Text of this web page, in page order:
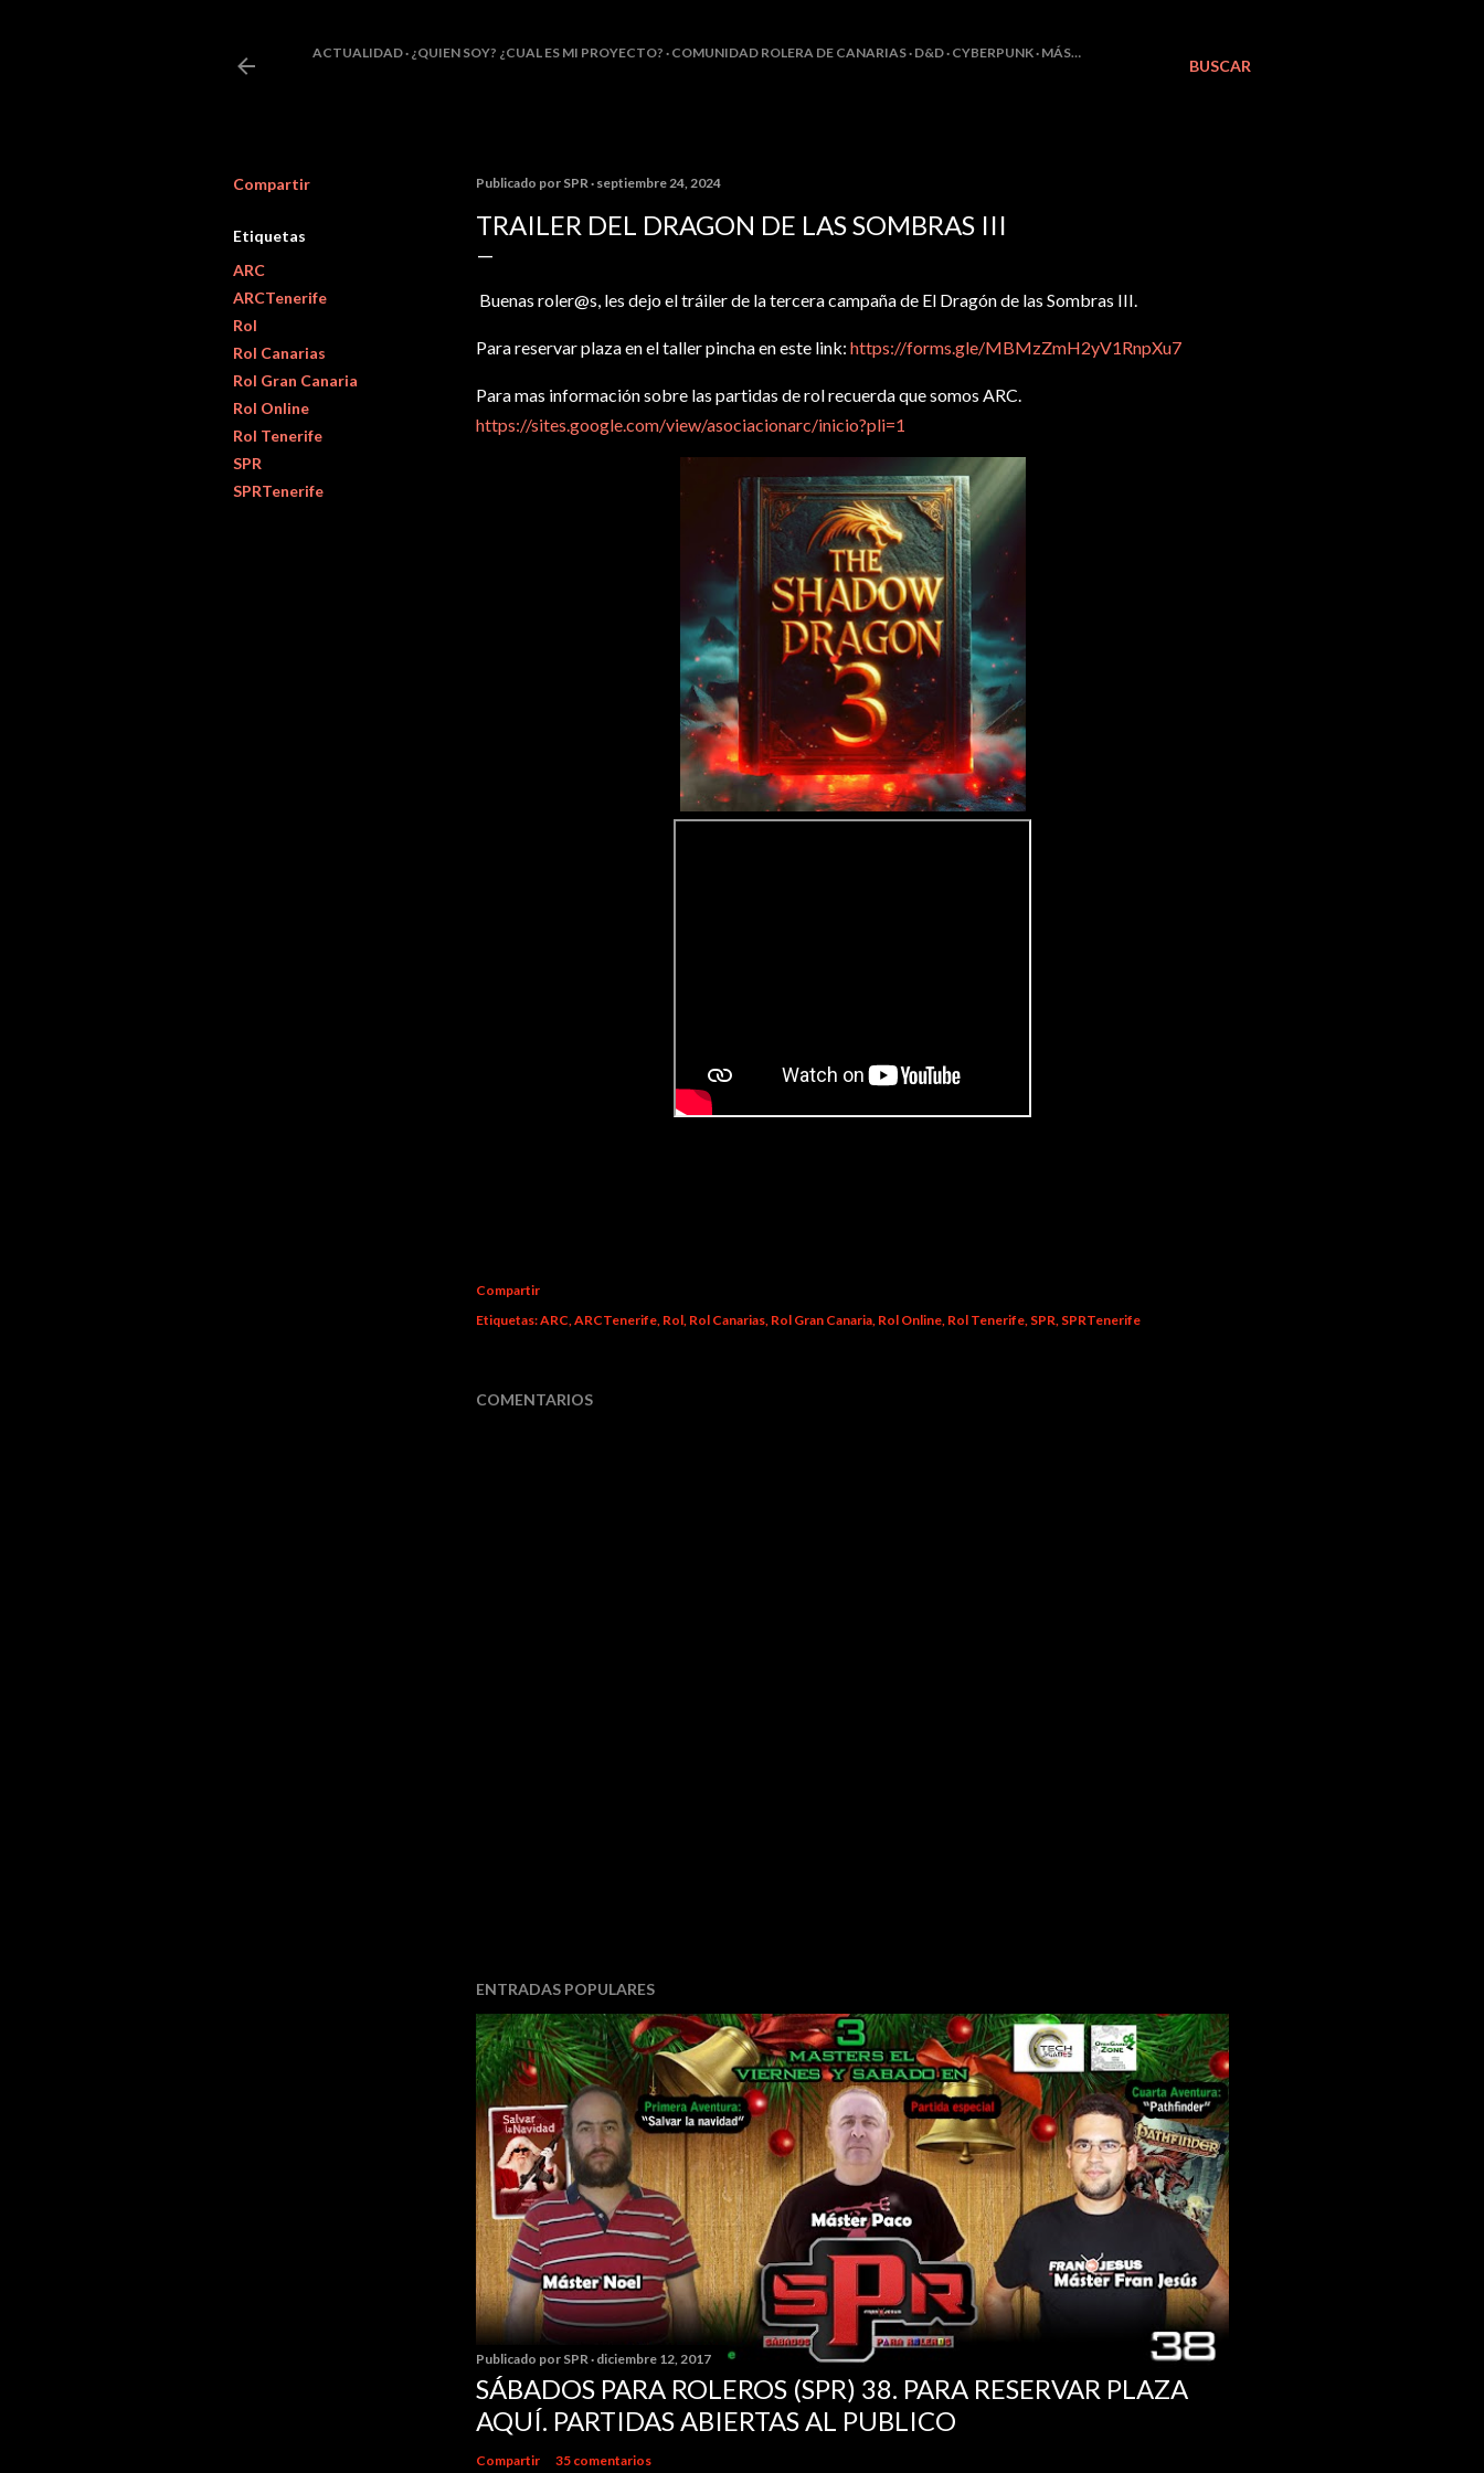
BUSCAR
ACTUALIDAD ¿QUIEN SOY? ¿CUAL ES MI PROYECTO? COMUNIDAD ROLERA DE CANARIAS D&D CYBERPUNK MÁS…
Compartir
Etiquetas
ARC
ARCTenerife
Rol
Rol Canarias
Rol Gran Canaria
Rol Online
Rol Tenerife
SPR
SPRTenerife
Publicado por SPR septiembre 24, 2024
TRAILER DEL DRAGON DE LAS SOMBRAS III
Buenas roler@s, les dejo el tráiler de la tercera campaña de El Dragón de las Sombras III.
Para reservar plaza en el taller pincha en este link: https://forms.gle/MBMzZmH2yV1RnpXu7
Para mas información sobre las partidas de rol recuerda que somos ARC.
https://sites.google.com/view/asociacionarc/inicio?pli=1
Compartir
Etiquetas:ARC ARCTenerife Rol Rol Canarias Rol Gran Canaria Rol Online Rol Tenerife SPR SPRTenerife
COMENTARIOS
ENTRADAS POPULARES
Publicado por SPR diciembre 12, 2017
SÁBADOS PARA ROLEROS (SPR) 38. PARA RESERVAR PLAZA
AQUÍ. PARTIDAS ABIERTAS AL PUBLICO
Compartir 35 comentarios